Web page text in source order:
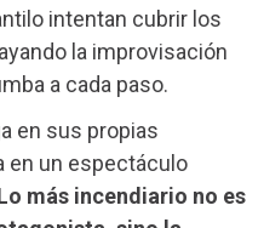
intentan cubrir los
la improvisación
a cada paso.
en sus propias
en un espectáculo
más incendiario no es